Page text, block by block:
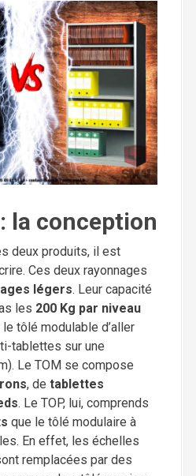
la conception
deux produits, il est
Ces deux rayonnages
légers. Leur capacité
les 200 Kg par niveau
tôlé modulable d’aller
tablettes sur une
Le TOM se compose
, de tablettes
. Le TOP, lui, comprends
que le tôlé modulaire à
En effet, les échelles
remplacées par des